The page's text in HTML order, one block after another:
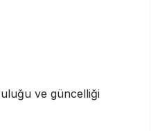
ve güncelliği